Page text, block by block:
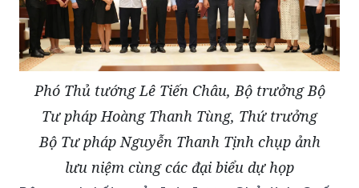
Phó Thủ tướng Lê Tiến Châu, Bộ trưởng Bộ
Tư pháp Hoàng Thanh Tùng, Thứ trưởng
Bộ Tư pháp Nguyễn Thanh Tịnh chụp ảnh
lưu niệm cùng các đại biểu dự họp
Bên cạnh kết quả đạt được, Chủ tịch Quốc
hội cũng thẳng thắn chỉ ra một số tồn tại